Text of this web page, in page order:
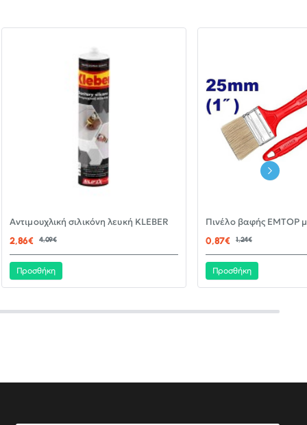
-30%
Αντιμουχλική σιλικόνη λευκή KLEBER
2,86€
4,09€
Προσθήκη
0,87€ 1,24€
Προσθήκη